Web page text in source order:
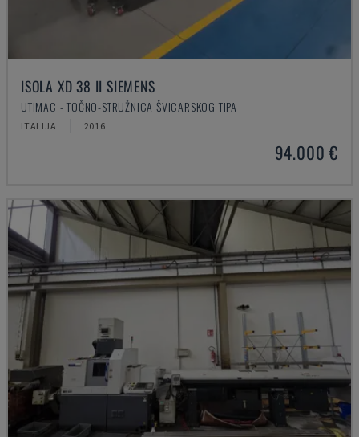
ISOLA XD 38 II SIEMENS
UTIMAC - TOČNO-STRUŽNICA ŠVICARSKOG TIPA
ITALIJA 2016
94.000 €